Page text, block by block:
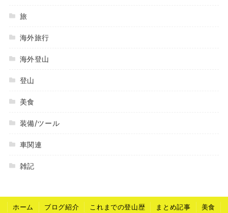
旅
海外旅行
海外登山
登山
美食
装備/ツール
車関連
雑記
ホーム ブログ紹介 これまでの登山歴 まとめ記事 美食